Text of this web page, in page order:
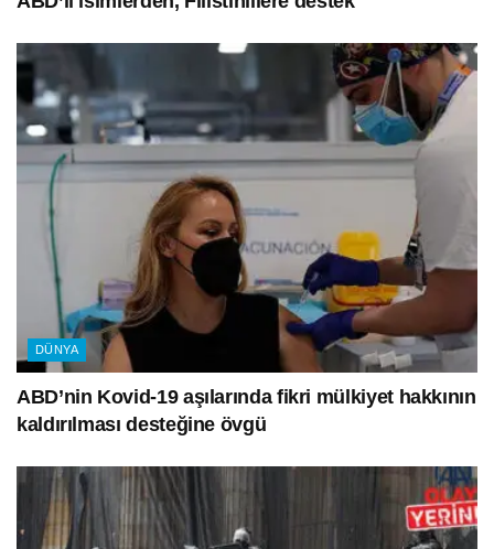
DÜNYA
ABD’nin Kovid-19 aşılarında fikri mülkiyet hakkının
kaldırılması desteğine övgü